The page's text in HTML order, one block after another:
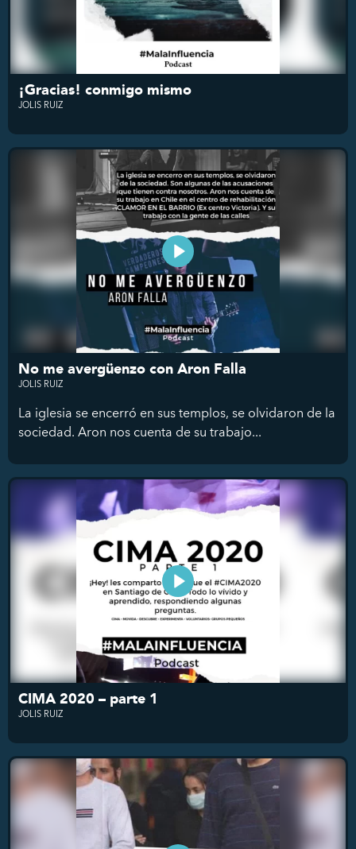
¡Gracias! conmigo mismo
JOLIS RUIZ
No me avergüenzo con Aron Falla
JOLIS RUIZ
La iglesia se encerró en sus templos, se olvidaron de la
sociedad. Aron nos cuenta de su trabajo...
CIMA 2020 – parte 1
JOLIS RUIZ